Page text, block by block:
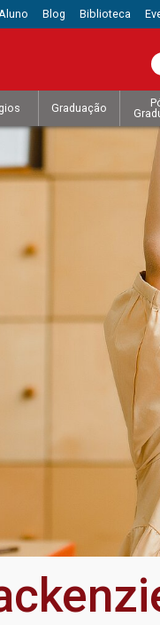
Blog Biblioteca
Graduação